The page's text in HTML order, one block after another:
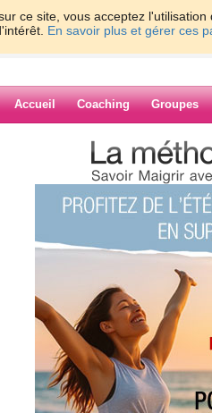
ce site, vous acceptez
En savoir plus et gérer ces
Accueil Coaching Groupes
>
Blog de
21 - 30 31 - 33
‹ Préc. 1 2 3 4 5
BOUH QUEL
publié le 02/11/2009 à 22:53